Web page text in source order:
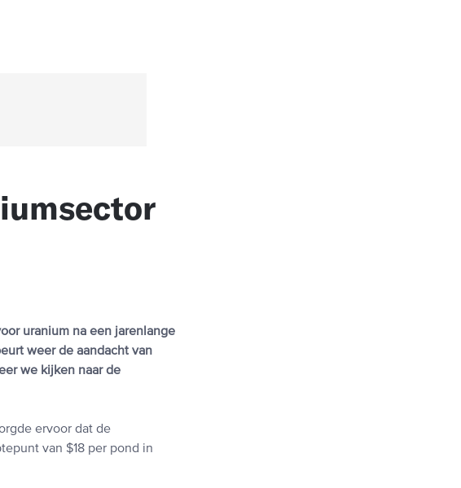
uranium na een jarenlange
weer de aandacht van
we kijken naar de
ervoor dat de
van $18 per pond in